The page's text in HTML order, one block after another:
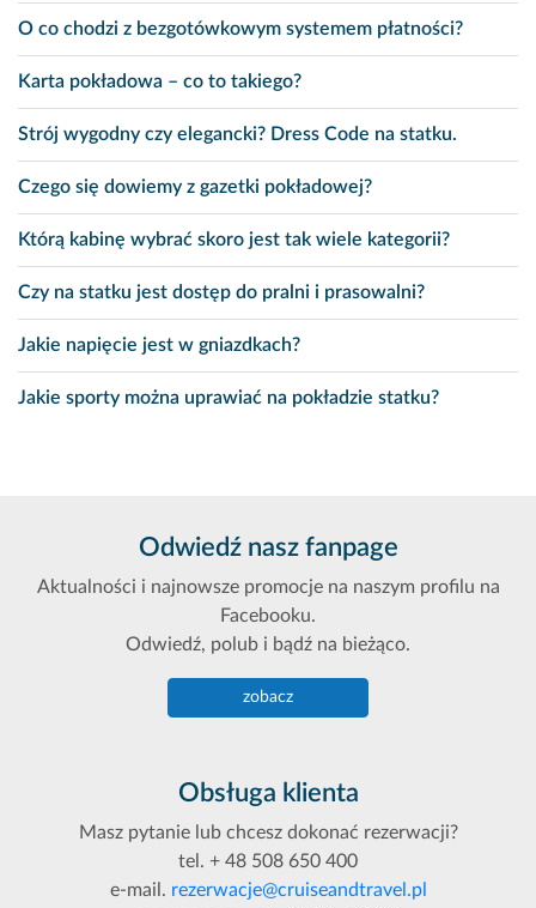
O co chodzi z bezgotówkowym systemem płatności?
Karta pokładowa – co to takiego?
Strój wygodny czy elegancki? Dress Code na statku.
Czego się dowiemy z gazetki pokładowej?
Którą kabinę wybrać skoro jest tak wiele kategorii?
Czy na statku jest dostęp do pralni i prasowalni?
Jakie napięcie jest w gniazdkach?
Jakie sporty można uprawiać na pokładzie statku?
Odwiedź nasz fanpage
Aktualności i najnowsze promocje na naszym profilu na
Facebooku.
Odwiedź, polub i bądź na bieżąco.
zobacz
Obsługa klienta
Masz pytanie lub chcesz dokonać rezerwacji?
tel. + 48 508 650 400
e-mail. rezerwacje@cruiseandtravel.pl